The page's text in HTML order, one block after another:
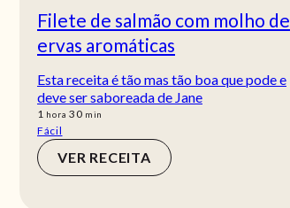
Filete de salmão com molho de
ervas aromáticas
Esta receita é tão mas tão boa que pode e
deve ser saboreada de Jane
1 hora
hora 30min
min
Fácil
VER RECEITA